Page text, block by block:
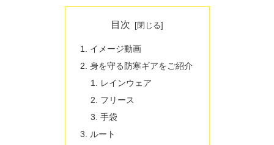
目次
イメージ動画
身を守る防寒ギアをご紹介
レインウェア
フリース
手袋
ルート